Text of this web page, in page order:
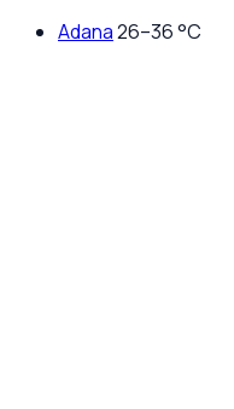
Adana26–36°C